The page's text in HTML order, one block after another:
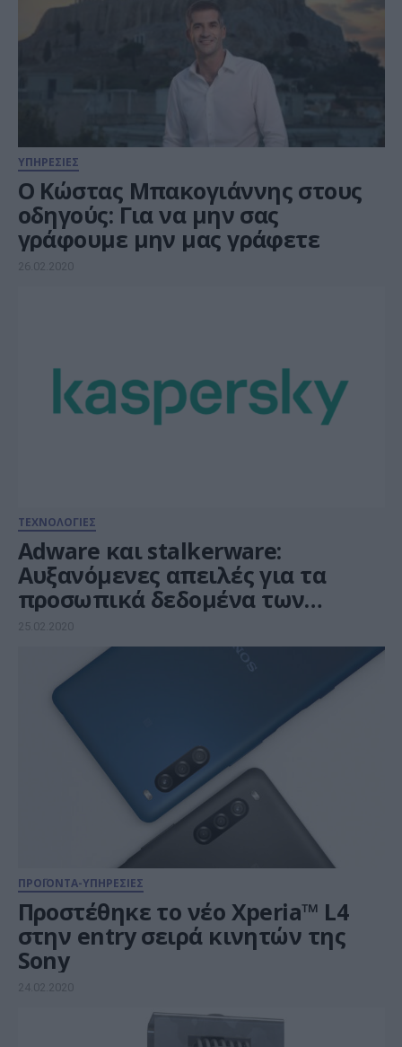
ΥΠΗΡΕΣΙΕΣ
Ο Κώστας Μπακογιάννης στους
οδηγούς: Για να μην σας
γράφουμε μην μας γράφετε
26.02.2020
ΤΕΧΝΟΛΟΓΙΕΣ
Adware και stalkerware:
Αυξανόμενες απειλές για τα
προσωπικά δεδομένα των
χρηστών smartphone
25.02.2020
ΠΡΟΪΟΝΤΑ-ΥΠΗΡΕΣΙΕΣ
Προστέθηκε το νέο Xperia™ L4
στην entry σειρά κινητών της
Sony
24.02.2020